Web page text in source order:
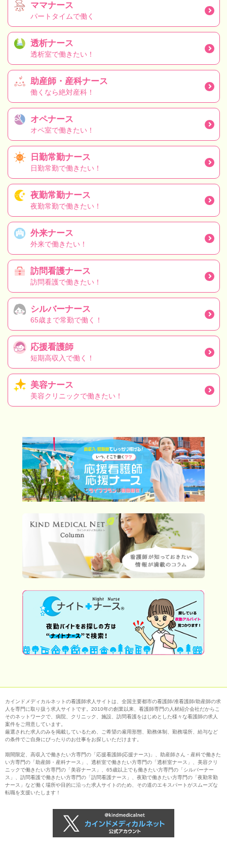
ママナース
パートタイムで働く
透析ナース
透析室で働きたい！
助産師・産科ナース
働くなら絶対産科！
オペナース
オペ室で働きたい！
日勤常勤ナース
日勤常勤で働きたい！
夜勤常勤ナース
夜勤常勤で働きたい！
外来ナース
外来で働きたい！
訪問看護ナース
訪問看護で働きたい！
シルバーナース
65歳まで常勤で働く！
応援看護師
短期高収入で働く！
美容ナース
美容クリニックで働きたい！
カインドメディカルネットの看護師求人サイトは、全国主要都市の看護師/准看護師/助産師の求
人を専門に取り扱う求人サイトです。2010年の創業以来、看護師専門の人材紹介会社だからこ
そのネットワークで、病院、クリニック、施設、訪問看護をはじめとした様々な看護師の求人
案件をご用意しています。
厳選された求人のみを掲載しているため、ご希望の雇用形態、勤務体制、勤務場所、給与など
の条件でご自身にぴったりのお仕事をお探しいただけます。
期間限定、高収入で働きたい方専門の「応援看護師(応援ナース)」、助産師さん・産科で働きた
い方専門の「助産師・産科ナース」、透析室で働きたい方専門の「透析室ナース」、美容クリ
ニックで働きたい方専門の「美容ナース」、65歳以上でも働きたい方専門の「シルバーナー
ス」、訪問看護で働きたい方専門の「訪問看護ナース」、夜勤で働きたい方専門の「夜勤常勤
ナース」など働く場所や目的に沿った求人サイトのため、その道のエキスパートがスムーズな
転職を支援いたします！